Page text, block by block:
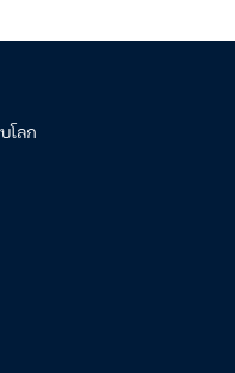
โลก